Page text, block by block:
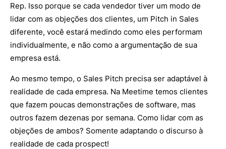
Rep. Isso porque se cada vendedor tiver um modo de
lidar com as objeções dos clientes, um Pitch in Sales
diferente, você estará medindo como eles performam
individualmente, e não como a argumentação de sua
empresa está.
Ao mesmo tempo, o Sales Pitch precisa ser adaptável à
realidade de cada empresa. Na Meetime temos clientes
que fazem poucas demonstrações de software, mas
outros fazem dezenas por semana. Como lidar com as
objeções de ambos? Somente adaptando o discurso à
realidade de cada prospect!